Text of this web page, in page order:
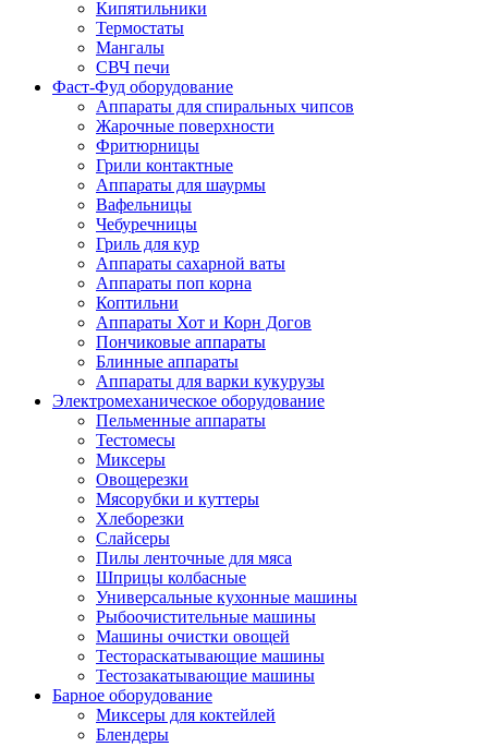
Кипятильники
Термостаты
Мангалы
СВЧ печи
Фаст-Фуд оборудование
Аппараты для спиральных чипсов
Жарочные поверхности
Фритюрницы
Грили контактные
Аппараты для шаурмы
Вафельницы
Чебуречницы
Гриль для кур
Аппараты сахарной ваты
Аппараты поп корна
Коптильни
Аппараты Хот и Корн Догов
Пончиковые аппараты
Блинные аппараты
Аппараты для варки кукурузы
Электромеханическое оборудование
Пельменные аппараты
Тестомесы
Миксеры
Овощерезки
Мясорубки и куттеры
Хлеборезки
Слайсеры
Пилы ленточные для мяса
Шприцы колбасные
Универсальные кухонные машины
Рыбоочистительные машины
Машины очистки овощей
Тестораскатывающие машины
Тестозакатывающие машины
Барное оборудование
Миксеры для коктейлей
Блендеры